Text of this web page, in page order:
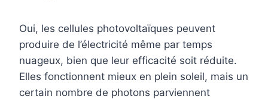
Oui, les cellules photovoltaïques peuvent
produire de l’électricité même par temps
nuageux, bien que leur efficacité soit réduite.
Elles fonctionnent mieux en plein soleil, mais un
certain nombre de photons parviennent